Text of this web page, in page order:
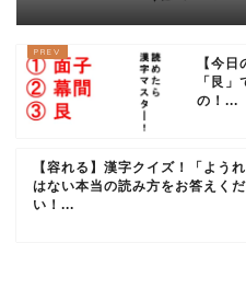
も！？
【今
「艮
の！...
【容れる】漢字クイズ！「よう
はない本当の読み方をお答えくだ
い！...